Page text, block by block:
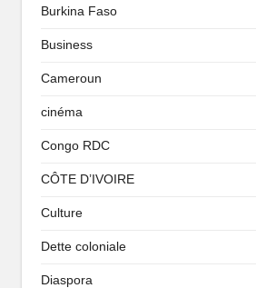
Burkina Faso
Business
Cameroun
cinéma
Congo RDC
CÔTE D’IVOIRE
Culture
Dette coloniale
Diaspora